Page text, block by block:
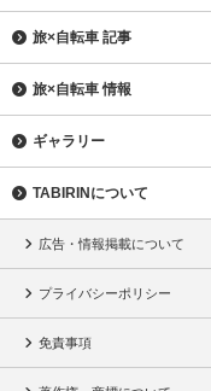
旅×自転車 記事
旅×自転車 情報
ギャラリー
TABIRINについて
広告・情報掲載について
プライバシーポリシー
免責事項